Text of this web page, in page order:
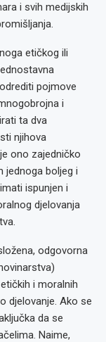
i svih medijskih
etičkog ili
pojmove
i
ta dva
njihova
ono zajedničko
jednoga boljeg i
ispunjen i
djelovanja
odgovorna
i moralnih
djelovanje. Ako se
da se
Naime,